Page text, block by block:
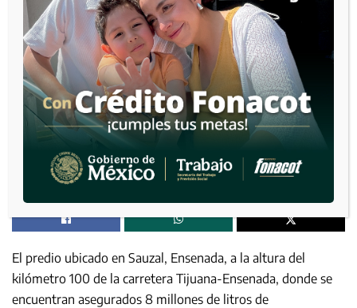
MEXICO COMUNICA 2025-04-02
El predio ubicado en Sauzal, Ensenada, a la altura del
kilómetro 100 de la carretera Tijuana-Ensenada, donde se
encuentran asegurados 8 millones de litros de